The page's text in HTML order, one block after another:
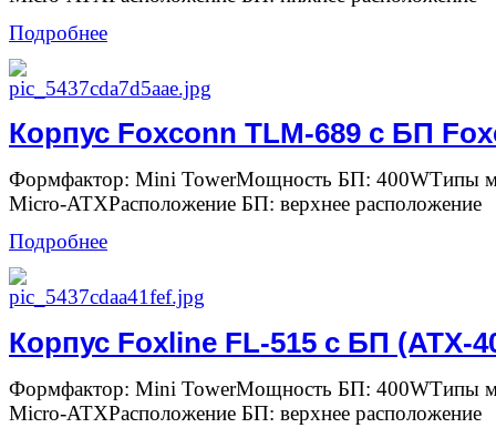
Подробнее
Корпус Foxconn TLM-689 с БП
Формфактор: Mini TowerМощность БП: 400WТипы
Micro-ATXРасположение БП: верхнее расположение
Подробнее
Корпус Foxline FL-515 с БП (ATX-
Формфактор: Mini TowerМощность БП: 400WТипы
Micro-ATXРасположение БП: верхнее расположение